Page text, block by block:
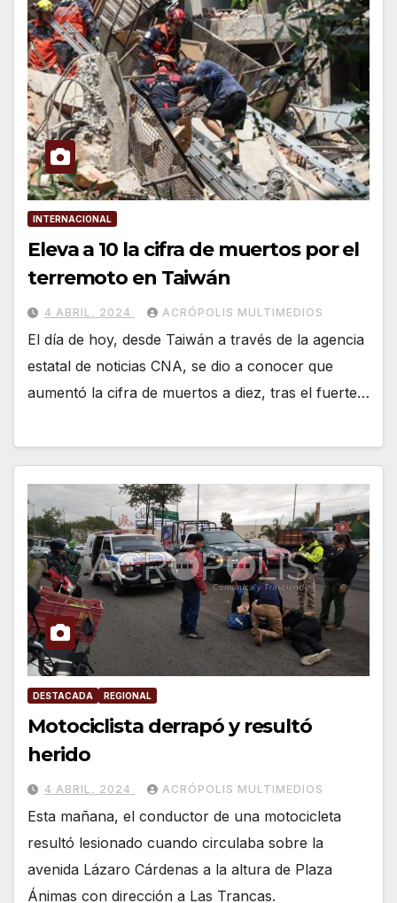
INTERNACIONAL
Eleva a 10 la cifra de muertos por el
terremoto en Taiwán
4 ABRIL, 2024 ACRÓPOLIS MULTIMEDIOS
El día de hoy, desde Taiwán a través de la agencia
estatal de noticias CNA, se dio a conocer que
aumentó la cifra de muertos a diez, tras el fuerte…
DESTACADA REGIONAL
Motociclista derrapó y resultó
herido
4 ABRIL, 2024 ACRÓPOLIS MULTIMEDIOS
Esta mañana, el conductor de una motocicleta
resultó lesionado cuando circulaba sobre la
avenida Lázaro Cárdenas a la altura de Plaza
Ánimas con dirección a Las Trancas.